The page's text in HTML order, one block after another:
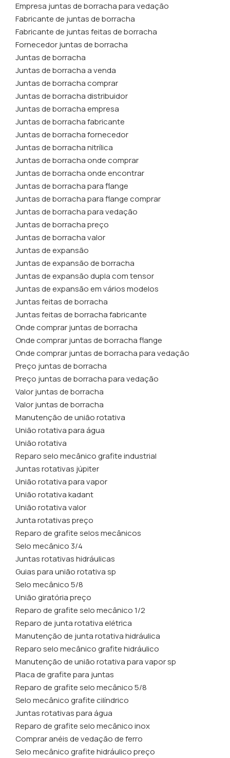
Empresa juntas de borracha para vedação
Fabricante de juntas de borracha
Fabricante de juntas feitas de borracha
Fornecedor juntas de borracha
Juntas de borracha
Juntas de borracha a venda
Juntas de borracha comprar
Juntas de borracha distribuidor
Juntas de borracha empresa
Juntas de borracha fabricante
Juntas de borracha fornecedor
Juntas de borracha nitrílica
Juntas de borracha onde comprar
Juntas de borracha onde encontrar
Juntas de borracha para flange
Juntas de borracha para flange comprar
Juntas de borracha para vedação
Juntas de borracha preço
Juntas de borracha valor
Juntas de expansão
Juntas de expansão de borracha
Juntas de expansão dupla com tensor
Juntas de expansão em vários modelos
Juntas feitas de borracha
Juntas feitas de borracha fabricante
Onde comprar juntas de borracha
Onde comprar juntas de borracha flange
Onde comprar juntas de borracha para vedação
Preço juntas de borracha
Preço juntas de borracha para vedação
Valor juntas de borracha
Valor juntas de borracha
Manutenção de união rotativa
União rotativa para água
União rotativa
Reparo selo mecânico grafite industrial
Juntas rotativas júpiter
União rotativa para vapor
União rotativa kadant
União rotativa valor
Junta rotativas preço
Reparo de grafite selos mecânicos
Selo mecânico 3/4
Juntas rotativas hidráulicas
Guias para união rotativa sp
Selo mecânico 5/8
União giratória preço
Reparo de grafite selo mecânico 1/2
Reparo de junta rotativa elétrica
Manutenção de junta rotativa hidráulica
Reparo selo mecânico grafite hidráulico
Manutenção de união rotativa para vapor sp
Placa de grafite para juntas
Reparo de grafite selo mecânico 5/8
Selo mecânico grafite cilíndrico
Juntas rotativas para água
Reparo de grafite selo mecânico inox
Comprar anéis de vedação de ferro
Selo mecânico grafite hidráulico preço